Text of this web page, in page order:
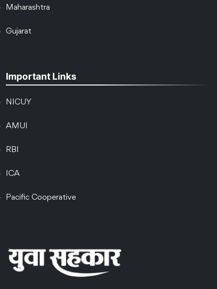
Maharashtra
Gujarat
Important Links
NICUY
AMUI
RBI
ICA
Pacific Cooperative